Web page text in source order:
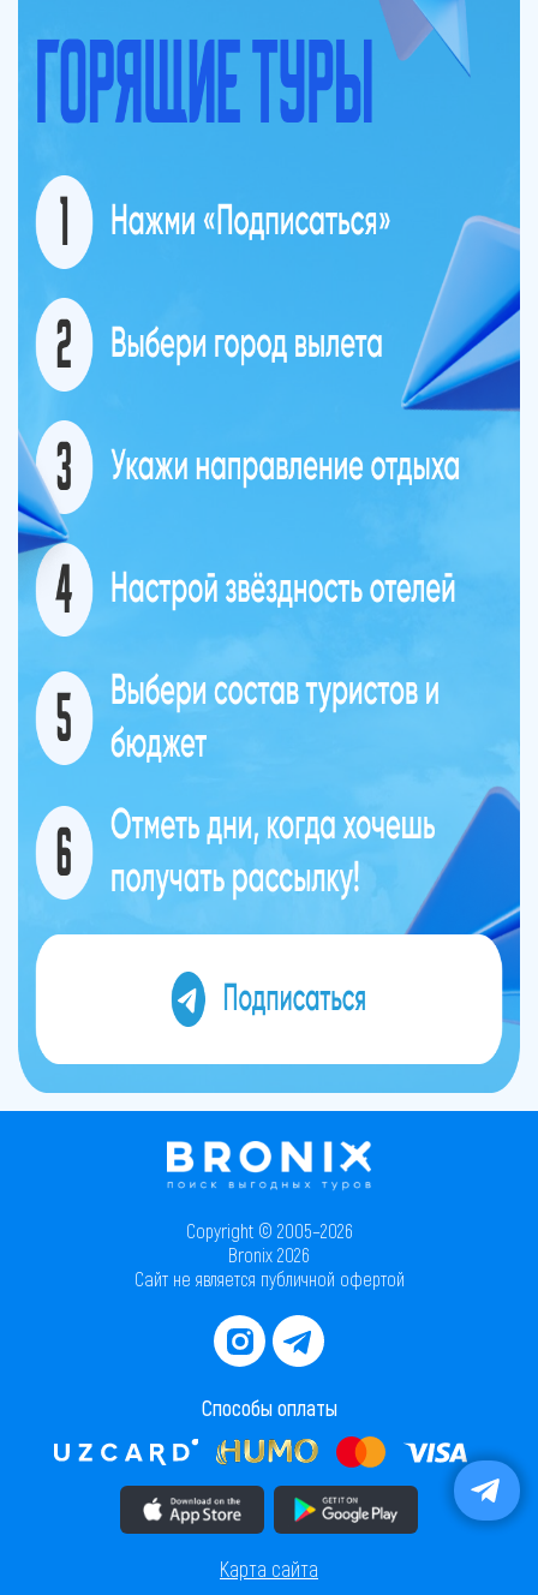
Copyright © 2005–2026
Bronix 2026
Сайт не является публичной офертой
Способы оплаты
Скачать приложение в AppStore Скачать приложение в PlayMarket
Карта сайта